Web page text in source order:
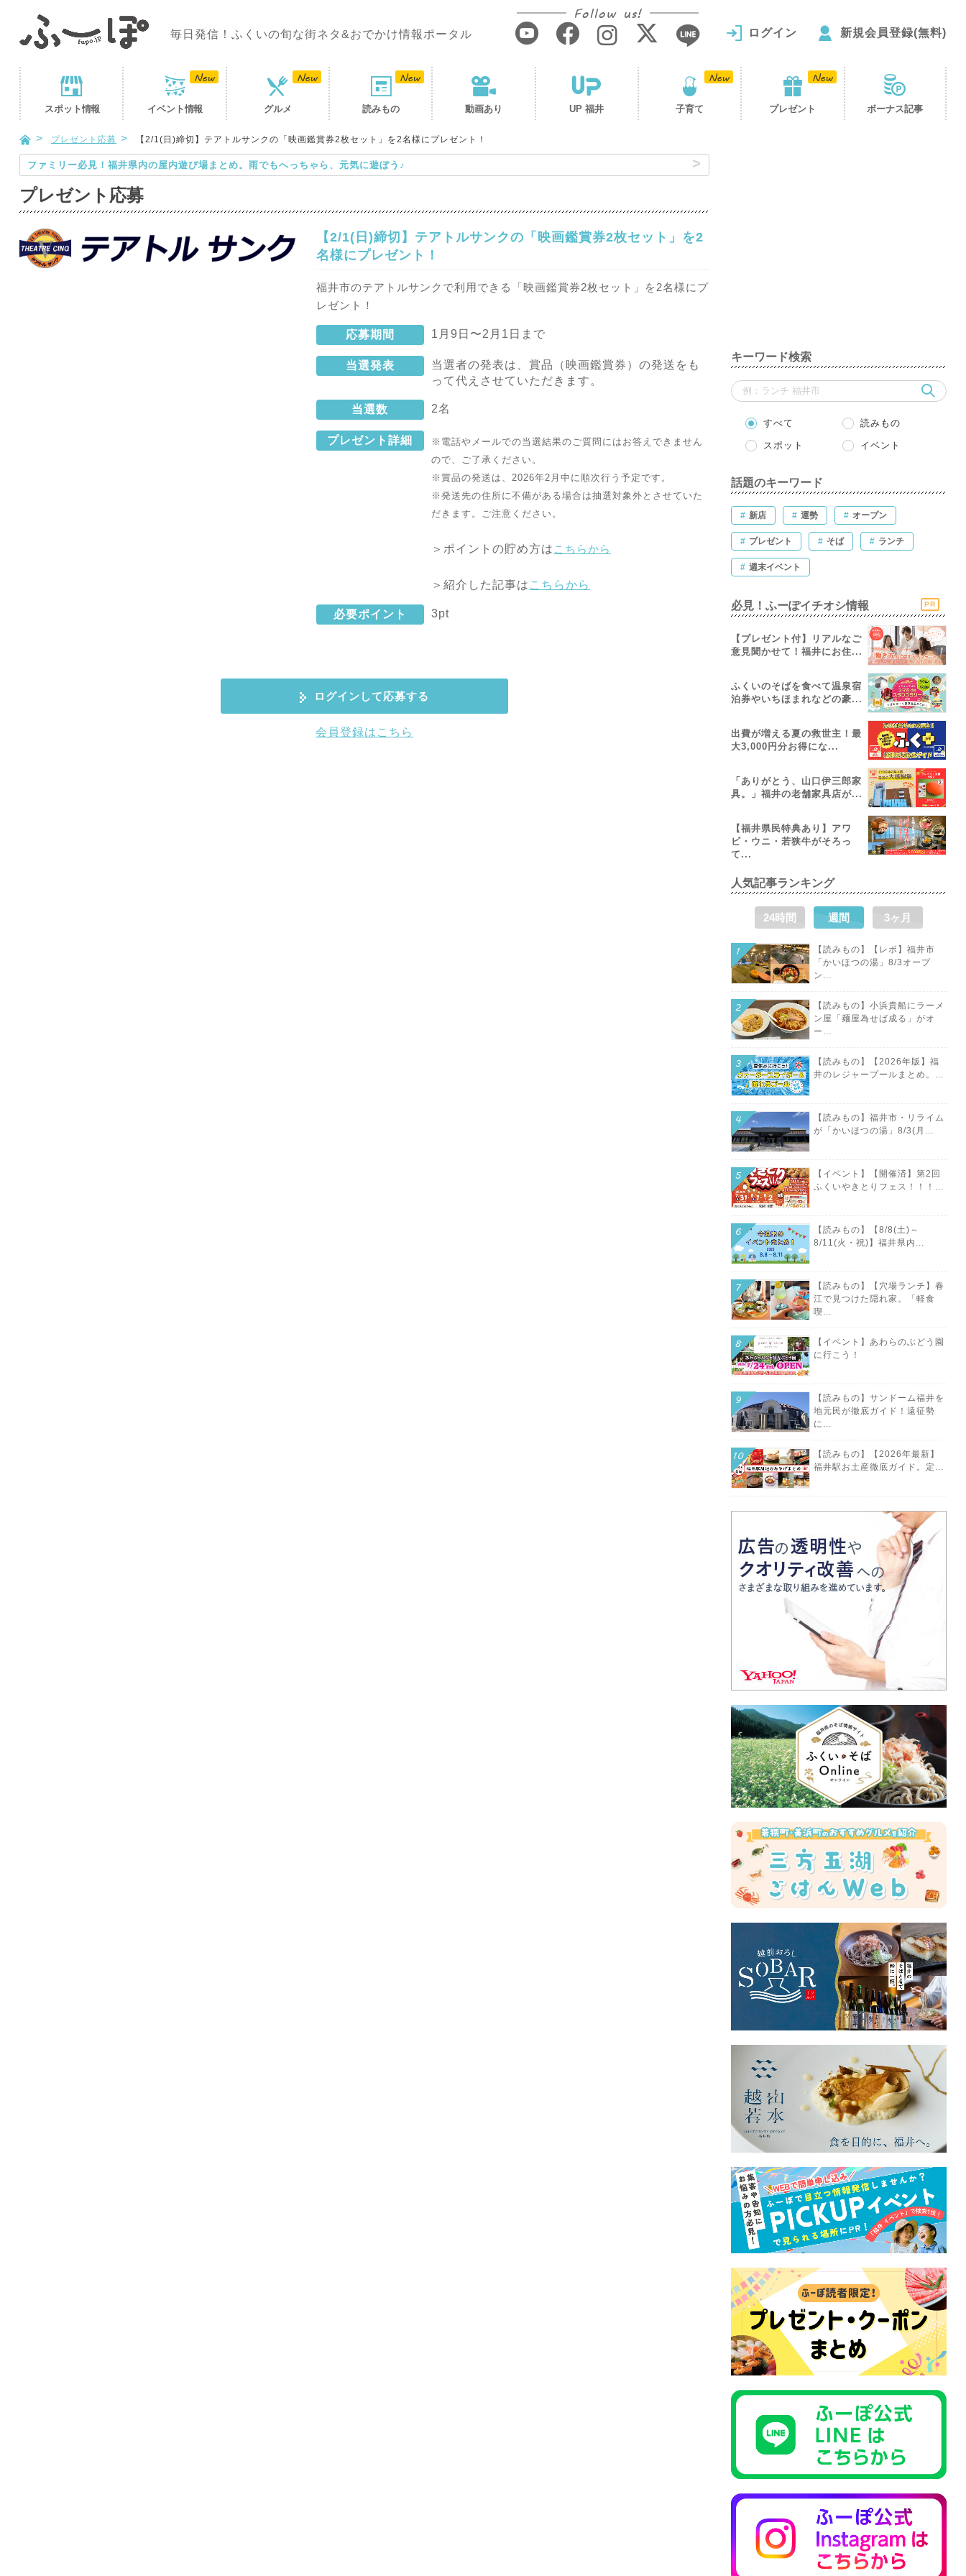
毎日発信！ふくいの旬な街ネタ&おでかけ情報ポータル
Follow us!
ログイン 新規会員登録(無料)
スポット情報 イベント情報 グルメ 読みもの 動画あり UP 福井 子育て プレゼント ボーナス記事
プレゼント応募 【2/1(日)締切】テアトルサンクの「映画鑑賞券2枚セット」を2名様にプレゼント！
ファミリー必見！福井県内の屋内遊び場まとめ。雨でもへっちゃら、元気に遊ぼう♪
プレゼント応募
【2/1(日)締切】テアトルサンクの「映画鑑賞券2枚セット」を2
名様にプレゼント！
福井市のテアトルサンクで利用できる「映画鑑賞券2枚セット」を2名様にプ
レゼント！
応募期間 1月9日〜2月1日まで
当選発表
当選者の発表は、賞品（映画鑑賞券）の発送をも
って代えさせていただきます。
当選数 2名
プレゼント詳細
※電話やメールでの当選結果のご質問にはお答えできません
ので、ご了承ください。
※賞品の発送は、2026年2月中に 順次行う予定です。
※発送先の住所に不備がある場合は抽選対象外とさせていた
だきます。ご注意ください。
＞ポイントの貯め方は こちらから
＞紹介した記事は こちらから
必要ポイント 3pt
ログインして応募する
会員登録はこちら
キーワード検索
すべて 読みもの
スポット イベント
話題のキーワード
# 新店 # 運勢 # オープン
# プレゼント # そば # ランチ
# 週末イベント
必見！ふーぽイチオシ情報 PR
【プレゼント付】リアルなご
意見聞かせて！福井にお住...
ふくいのそばを食べて温泉宿
泊券やいちほまれなどの豪...
出費が増える夏の救世主！最
大3,000円分お得にな...
「ありがとう、山口伊三郎家
具。」福井の老舗家具店が...
【福井県民特典あり】アワ
ビ・ウニ・若狭牛がそろっ
て...
人気記事ランキング
24時間 週間 3ヶ月
【読みもの】【レポ】福井市
「かいほつの湯」8/3オープ
ン...
【読みもの】小浜貴船にラーメ
ン屋「麺屋為せば成る」がオ
ー...
【読みもの】【2026年版】福
井のレジャープールまとめ。...
【読みもの】福井市・リライム
が「かいほつの湯」8/3(月...
【イベント】【開催済】第2回
ふくいやきとりフェス！！！...
【読みもの】【8/8(土)～
8/11(火・祝)】福井県内...
【読みもの】【穴場ランチ】春
江で見つけた隠れ家。「軽食
喫...
【イベント】あわらのぶどう園
に行こう！
【読みもの】サンドーム福井を
地元民が徹底ガイド！遠征勢
に...
【読みもの】【2026年最新】
福井駅お土産徹底ガイド。定...